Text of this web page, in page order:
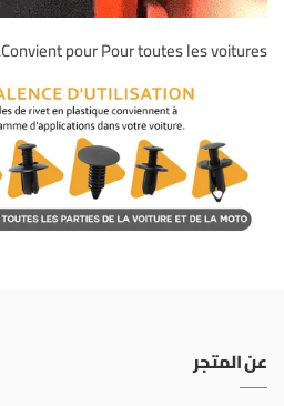
Convient pour Pour toutes les voitures.
عن المتجر